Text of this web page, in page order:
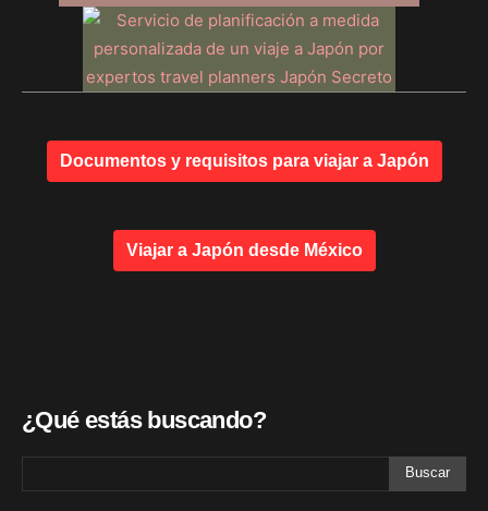
Documentos y requisitos para viajar a Japón
Viajar a Japón desde México
¿Qué estás buscando?